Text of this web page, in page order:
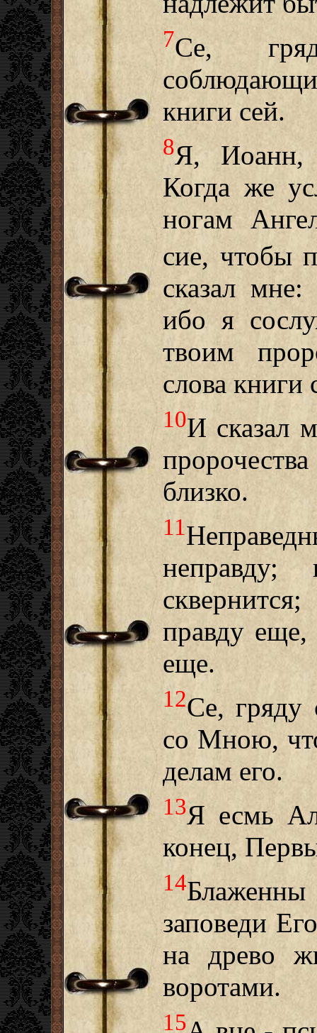
7Се,
книги сей.
8Я, Иоанн,
Когда же
ногам
сие, чтобы
сказал
ибо я
твоим
слова книги
10И сказал
близко.
11
неправду;
правду еще,
еще.
12Се, гряду
со Мною,
делам его.
13Я есмь
конец,
14Блаженны
заповеди
на древо
воротами.
15